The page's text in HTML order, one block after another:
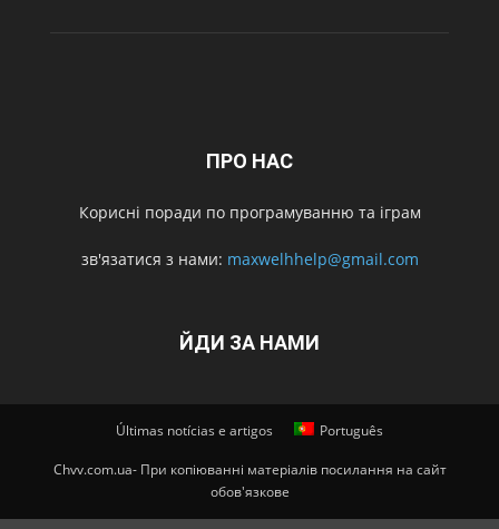
ПРО НАС
Корисні поради по програмуванню та іграм
зв'язатися з нами: maxwelhhelp@gmail.com
ЙДИ ЗА НАМИ
Últimas notícias e artigos Português
Chvv.com.ua- При копіюванні матеріалів посилання на сайт
обов'язкове